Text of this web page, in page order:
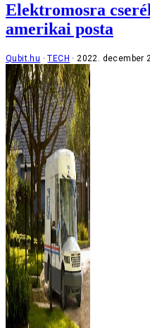
Elektromosra
amerikai posta
Qubit.hu TECH 2022. december